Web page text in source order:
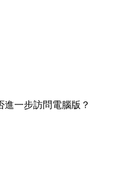
一步訪問電腦版？